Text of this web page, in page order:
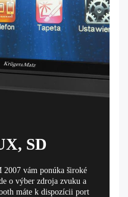
SD
vám ponúka široké
o výber zdroja zvuku a
máte k dispozícii port